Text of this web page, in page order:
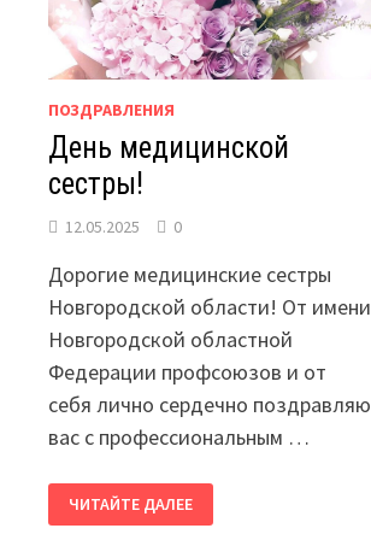
ПОЗДРАВЛЕНИЯ
День медицинской
сестры!
12.05.2025 0
Дорогие медицинские сестры
Новгородской области! От имени
Новгородской областной
Федерации профсоюзов и от
себя лично сердечно поздравляю
вас с профессиональным …
МЕДИЦИНСКОЙ
СЕСТРЫ!
ЧИТАЙТЕ ДАЛЕЕ